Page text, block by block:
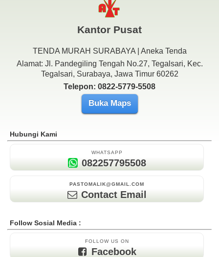
Kantor Pusat
TENDA MURAH SURABAYA | Aneka Tenda
Alamat: Jl. Pandegiling Tengah No.27, Tegalsari, Kec.
Tegalsari, Surabaya, Jawa Timur 60262
Telepon: 0822-5779-5508
Buka Maps
Hubungi Kami
WHATSAPP
082257795508
PASTOMALIK@GMAIL.COM
Contact Email
Follow Sosial Media :
FOLLOW US ON
Facebook